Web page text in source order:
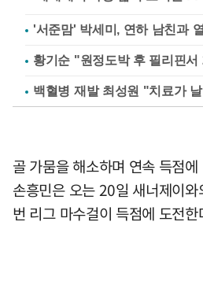
'서준맘' 박세미, 연하 남친과
황기순 "원정도박 후 필리핀서
백혈병 재발 최성원 "치료가
골 가뭄을 해소하며 연속 득점
손흥민은 오는 20일 새너제이
번 리그 마수걸이 득점에 도전한